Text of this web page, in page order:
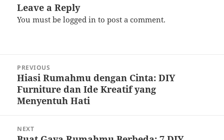
Leave a Reply
You must belogged in to post a comment.
navigation
PREVIOUS
Previous
post:
Hiasi Rumahmu dengan Cinta: DIY
Furniture dan Ide Kreatif yang
Menyentuh Hati
NEXT